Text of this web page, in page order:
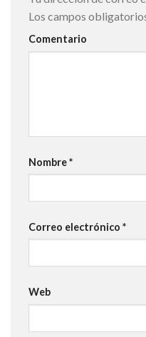
Los campos
Comentario
Nombre*
Correo electrónico *
Web